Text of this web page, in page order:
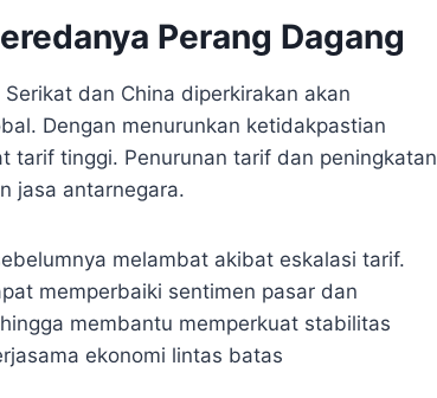
Perang Dagang
dan China diperkirakan akan
Dengan menurunkan ketidakpastian
tarif tinggi. Penurunan tarif dan peningkatan
jasa antarnegara.
melambat akibat eskalasi tarif.
memperbaiki sentimen pasar dan
membantu memperkuat stabilitas
ekonomi lintas batas